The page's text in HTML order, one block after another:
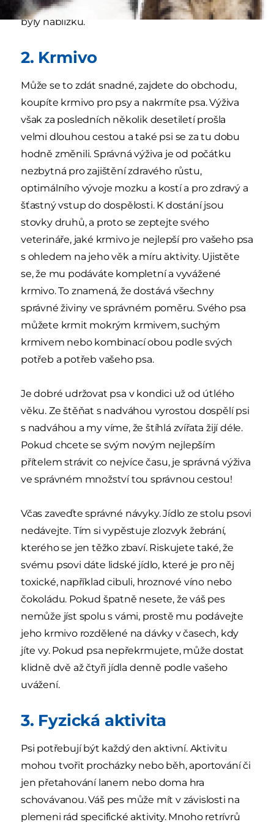
dostatek vody, je umístit misky s vodou tak, aby
byly nablízku.
2. Krmivo
Může se to zdát snadné, zajdete do obchodu,
koupíte krmivo pro psy a nakrmíte psa. Výživa
však za posledních několik desetiletí prošla
velmi dlouhou cestou a také psi se za tu dobu
hodně změnili. Správná výživa je od počátku
nezbytná pro zajištění zdravého růstu,
optimálního vývoje mozku a kostí a pro zdravý a
šťastný vstup do dospělosti. K dostání jsou
stovky druhů, a proto se zeptejte svého
veterináře, jaké krmivo je nejlepší pro vašeho psa
s ohledem na jeho věk a míru aktivity. Ujistěte
se, že mu podáváte kompletní a vyvážené
krmivo. To znamená, že dostává všechny
správné živiny ve správném poměru. Svého psa
můžete krmit mokrým krmivem, suchým
krmivem nebo kombinací obou podle svých
potřeb a potřeb vašeho psa.
Je dobré udržovat psa v kondici už od útlého
věku. Ze štěňat s nadváhou vyrostou dospělí psi
s nadváhou a my víme, že štíhlá zvířata žijí déle.
Pokud chcete se svým novým nejlepším
přítelem strávit co nejvíce času, je správná výživa
ve správném množství tou správnou cestou!
Včas zaveďte správné návyky. Jídlo ze stolu psovi
nedávejte. Tím si vypěstuje zlozvyk žebrání,
kterého se jen těžko zbaví. Riskujete také, že
svému psovi dáte lidské jídlo, které je pro něj
toxické, například cibuli, hroznové víno nebo
čokoládu. Pokud špatně nesete, že váš pes
nemůže jíst spolu s vámi, prostě mu podávejte
jeho krmivo rozdělené na dávky v časech, kdy
jíte vy. Pokud psa nepřekrmujete, může dostat
klidně dvě až čtyři jídla denně podle vašeho
uvážení.
3. Fyzická aktivita
Psi potřebují být každý den aktivní. Aktivitu
mohou tvořit procházky nebo běh, aportování či
jen přetahování lanem nebo doma hra
schovávanou. Váš pes může mít v závislosti na
plemeni rád specifické aktivity. Mnoho retrívrů